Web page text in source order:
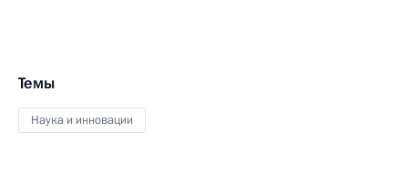
Темы
Наука и инновации